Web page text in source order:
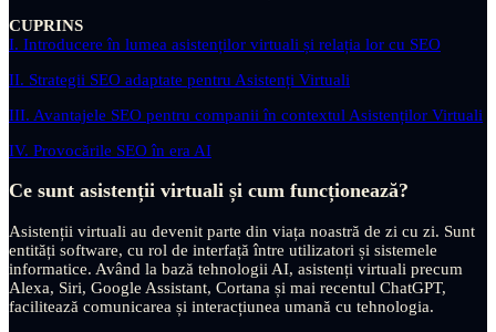
CUPRINS
I. Introducere în lumea asistenților virtuali și relația lor cu SEO
II. Strategii SEO adaptate pentru Asistenți Virtuali
III. Avantajele SEO pentru companii în contextul Asistenților Virtuali
IV. Provocările SEO în era AI
Ce sunt asistenții virtuali și cum funcționează?
Asistenții virtuali au devenit parte din viața noastră de zi cu zi. Sunt
entități software, cu rol de interfață între utilizatori și sistemele
informatice. Având la bază tehnologii AI, asistenți virtuali precum
Alexa, Siri, Google Assistant, Cortana și mai recentul ChatGPT,
facilitează comunicarea și interacțiunea umană cu tehnologia.